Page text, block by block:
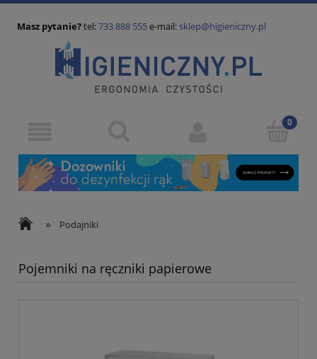
Masz pytanie?tel:733 888 555e-mail:sklep@higieniczny.pl
» Podajniki
Pojemniki na ręczniki papierowe